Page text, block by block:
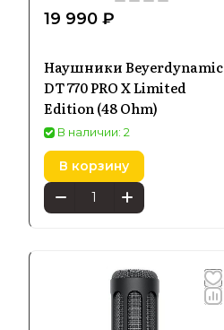
19 990 ₽
Наушники Beyerdynamic
DT 770 PRO X Limited
Edition (48 Ohm)
В наличии: 2
В корзину